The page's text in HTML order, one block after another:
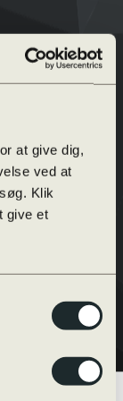
at give dig,
ved at
Klik
give et